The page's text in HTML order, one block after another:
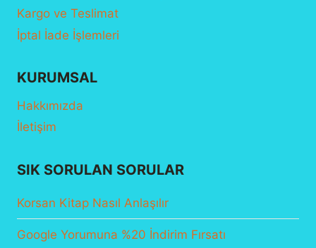
Kargo ve Teslimat
İptal İade İşlemleri
KURUMSAL
Hakkımızda
İletişim
SIK SORULAN SORULAR
Korsan Kitap Nasıl Anlaşılır
Google Yorumuna %20 İndirim Fırsatı